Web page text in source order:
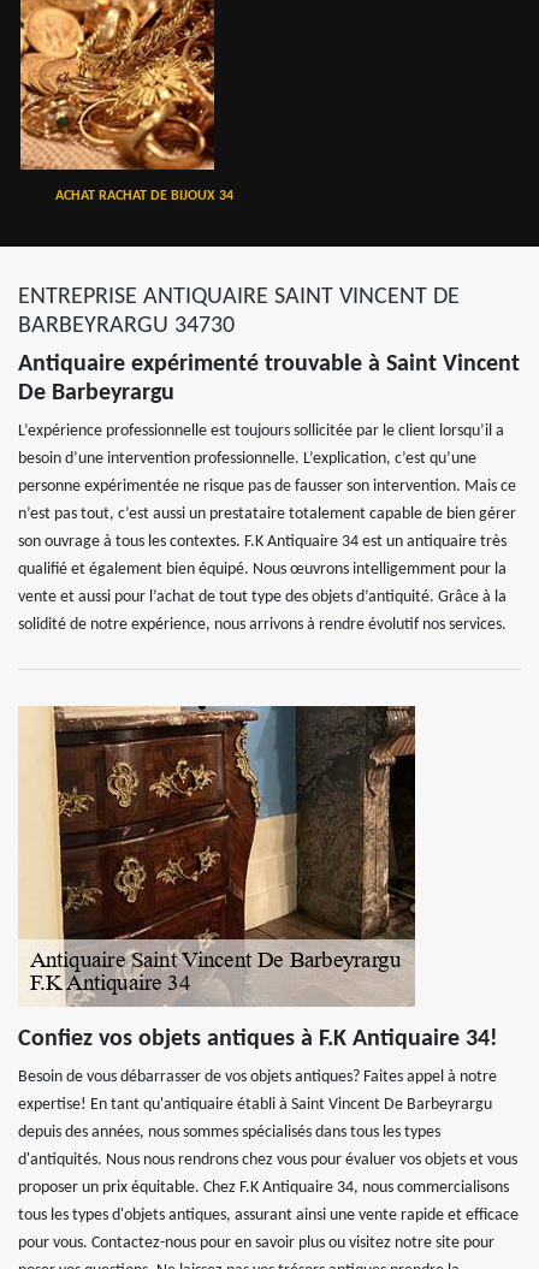
ACHAT RACHAT DE BIJOUX 34
ENTREPRISE ANTIQUAIRE SAINT VINCENT DE
BARBEYRARGU 34730
Antiquaire expérimenté trouvable à Saint Vincent
De Barbeyrargu
L’expérience professionnelle est toujours sollicitée par le client lorsqu’il a
besoin d’une intervention professionnelle. L’explication, c’est qu’une
personne expérimentée ne risque pas de fausser son intervention. Mais ce
n’est pas tout, c’est aussi un prestataire totalement capable de bien gérer
son ouvrage à tous les contextes. F.K Antiquaire 34 est un antiquaire très
qualifié et également bien équipé. Nous œuvrons intelligemment pour la
vente et aussi pour l’achat de tout type des objets d’antiquité. Grâce à la
solidité de notre expérience, nous arrivons à rendre évolutif nos services.
Confiez vos objets antiques à F.K Antiquaire 34!
Besoin de vous débarrasser de vos objets antiques? Faites appel à notre
expertise! En tant qu'antiquaire établi à Saint Vincent De Barbeyrargu
depuis des années, nous sommes spécialisés dans tous les types
d'antiquités. Nous nous rendrons chez vous pour évaluer vos objets et vous
proposer un prix équitable. Chez F.K Antiquaire 34, nous commercialisons
tous les types d'objets antiques, assurant ainsi une vente rapide et efficace
pour vous. Contactez-nous pour en savoir plus ou visitez notre site pour